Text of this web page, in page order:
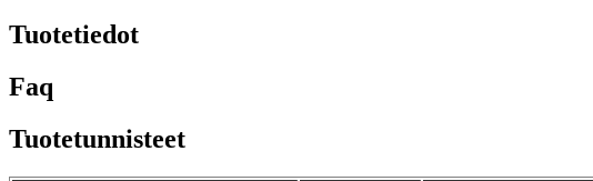
Tuotetiedot
Faq
Tuotetunnisteet